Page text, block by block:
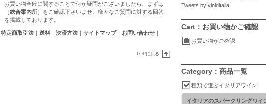
お買い物全般に関することで何か疑問がございましたら、まずは
［総合案内所］をご確認下さいませ。様々なご質問に対する回答
を掲載しております。
特定商取引法 ｜ 送料 ｜ 決済方法 ｜ サイトマップ｜ お問い合わせ ｜
TOPに戻る
Tweets by viniditalia
Cart：お買い物かご確認
お買い物かご確認
Category：商品一覧
種類で選ぶイタリアワイン
イタリアのスパークリングワイ